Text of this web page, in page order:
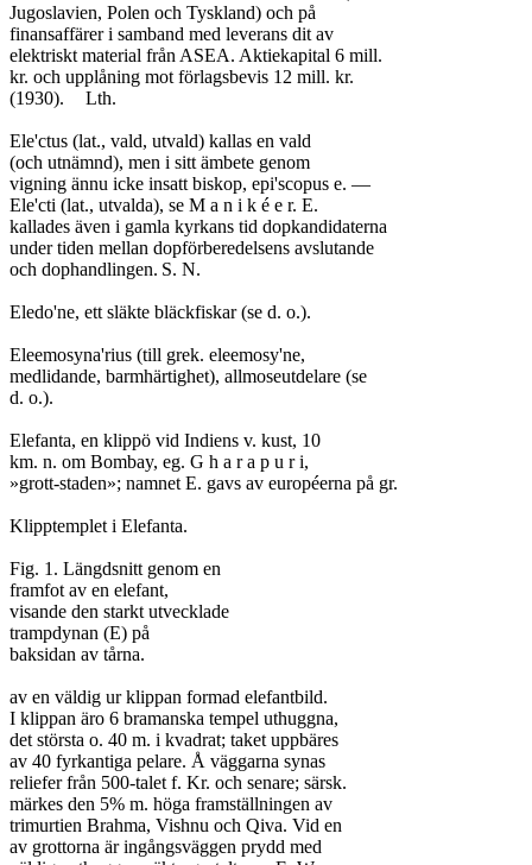
Jugoslavien, Polen och Tyskland) och på
finansaffärer i samband med leverans dit av
elektriskt material från ASEA. Aktiekapital 6 mill.
kr. och upplåning mot förlagsbevis 12 mill. kr.
(1930).	Lth.
Ele'ctus (lat., vald, utvald) kallas en vald
(och utnämnd), men i sitt ämbete genom
vigning ännu icke insatt biskop, epi'scopus e. —
Ele'cti (lat., utvalda), se M a n i k é e r. E.
kallades även i gamla kyrkans tid dopkandidaterna
under tiden mellan dopförberedelsens avslutande
och dophandlingen.	S. N.
Eledo'ne, ett släkte bläckfiskar (se d. o.).
Eleemosyna'rius (till grek. eleemosy'ne,
medlidande, barmhärtighet), allmoseutdelare (se
d. o.).
Elefanta, en klippö vid Indiens v. kust, 10
km. n. om Bombay, eg. G h a r a p u r i,
»grott-staden»; namnet E. gavs av européerna på gr.
Klipptemplet i Elefanta.
Fig. 1. Längdsnitt genom en
framfot av en elefant,
visande den starkt utvecklade
trampdynan (E) på
baksidan av tårna.
av en väldig ur klippan formad elefantbild.
I klippan äro 6 bramanska tempel uthuggna,
det största o. 40 m. i kvadrat; taket uppbäres
av 40 fyrkantiga pelare. Å väggarna synas
reliefer från 500-talet f. Kr. och senare; särsk.
märkes den 5% m. höga framställningen av
trimurtien Brahma, Vishnu och Qiva. Vid en
av grottorna är ingångsväggen prydd med